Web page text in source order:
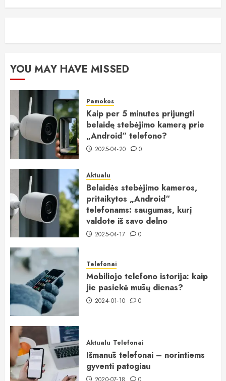
YOU MAY HAVE MISSED
Pamokos
Kaip per 5 minutes prijungti
belaidę stebėjimo kamerą prie
„Android“ telefono?
2025-04-20 0
Aktualu
Belaidės stebėjimo kameros,
pritaikytos „Android“
telefonams: saugumas, kurį
valdote iš savo delno
2025-04-17 0
Telefonai
Mobiliojo telefono istorija: kaip
jie pasiekė mūsų dienas?
2024-01-10 0
Aktualu Telefonai
Išmanūs telefonai – norintiems
gyventi patogiau